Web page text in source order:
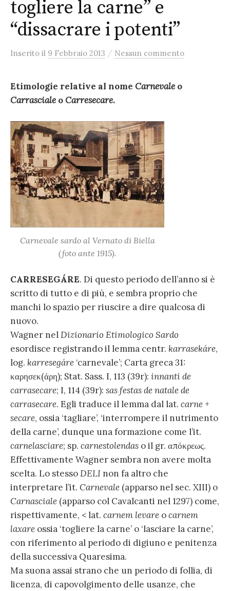
togliere la carne” e
“dissacrare i potenti”
Inserito il 9 Febbraio 2013 / Nessun commento
Etimologie relative al nome Carnevale o
Carrasciale oCarresecare.
Carnevale sardo al Vernato di Biella
(foto ante 1915).
CARRESEGÁRE. Di questo periodo dell’anno si è
scritto di tutto e di più, e sembra proprio che
manchi lo spazio per riuscire a dire qualcosa di
nuovo.
Wagner nelDizionario Etimologico Sardo
esordisce registrando il lemma centr. karrasekáre,
log. karresegáre ‘carnevale’; Carta greca 31:
καρησεκ(άρη); Stat. Sass. I, 113 (39r): innanti de
carrasecare; I, 114 (39r): sas festas de natale de
carrasecare. Egli traduce il lemma dal lat. carne+
secare, ossia ‘tagliare’, ‘interrompere il nutrimento
della carne’, dunque una formazione come l’it.
carnelasciare; sp. carnestolendas o il gr. απόκρεως.
Effettivamente Wagner sembra non avere molta
scelta. Lo stessoDELI non fa altro che
interpretare l’it. Carnevale (apparso nel sec. XIII) o
Carnasciale (apparso col Cavalcanti nel 1297) come,
rispettivamente, < lat. carnem levare ocarnem
laxare ossia ‘togliere la carne’ o ‘lasciare la carne’,
con riferimento al periodo di digiuno e penitenza
della successiva Quaresima.
Ma suona assai strano che un periodo di follia, di
licenza, di capovolgimento delle usanze, che